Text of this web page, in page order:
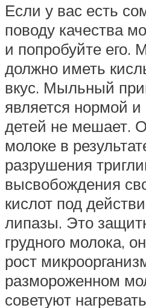
Если у вас есть
поводу качества
и попробуйте его.
должно иметь
вкус. Мыльный
является нормой
детей не мешает.
молоке в
разрушения
высвобождения
кислот под
липазы. Это
грудного молока,
рост
размороженном
советуют